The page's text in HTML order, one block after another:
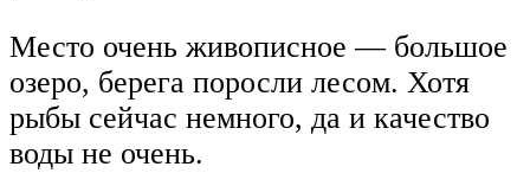
Место очень живописное — большое
озеро, берега поросли лесом. Хотя
рыбы сейчас немного, да и качество
воды не очень.